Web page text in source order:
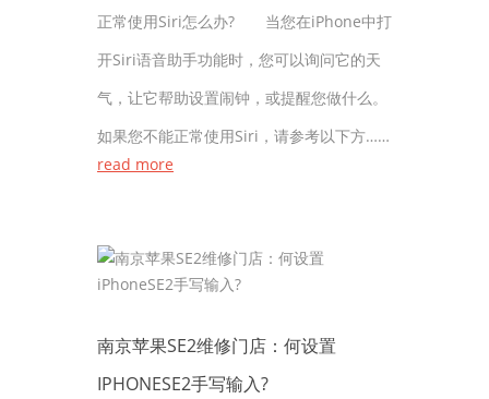
正常使用Siri怎么办? 当您在iPhone中打
开Siri语音助手功能时，您可以询问它的天
气，让它帮助设置闹钟，或提醒您做什么。
如果您不能正常使用Siri，请参考以下方……
read more
南京苹果SE2维修门店：何设置
IPHONESE2手写输入?